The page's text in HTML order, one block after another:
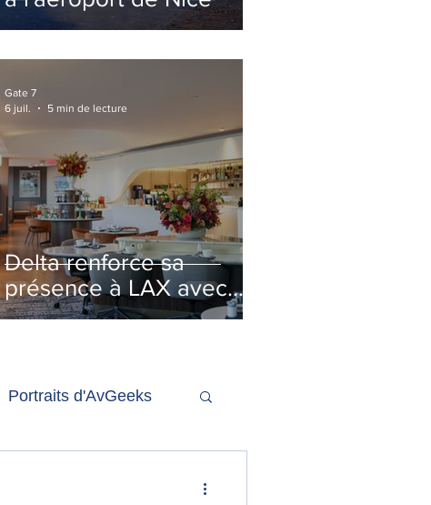
Delta renforce sa
présence à LAX avec
l'ouverture de la
Gate 7
6 juil.
5 min de lecture
Portraits d'AvGeeks